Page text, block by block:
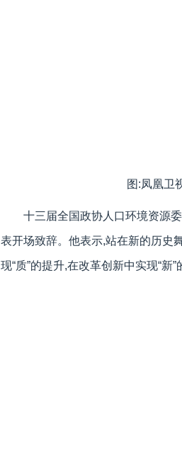
图:凤凰卫
十三届全国政协人口环境资源
表开场致辞。他表示,站在新的历史
现“质”的提升,在改革创新中实现“新”